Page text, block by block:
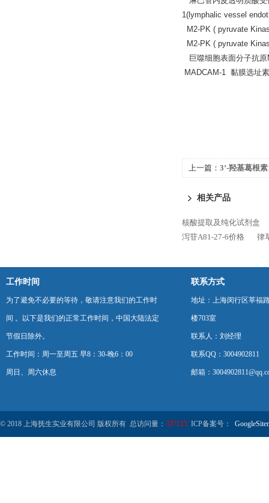
1(lymphalic vessel
M2-PK ( pyruvate
M2-PK ( pyruvate
巨噬细胞表面分子抗原
MADCAM-1 黏膜选址
上一篇： 3’-羟基葛根
相关产品
核酸提取及纯化试剂盒
泻苷A81-27-6价格
律
工作时间
为了避免不必要的等待，敬请注意我们的工作时
间 。以下是我们的正常工作时间，中国大陆法定
节假日除外。
工作时间：周一至周五 早8：30-晚6：00
周日、周六休息
联系方式
地址：上海闵行区莘福
楼703室
联系人：刘经理
联系QQ：3004902811
邮箱：
© 2018 上海抚生实业有限公司 版权所有 总访问量： 327125 ICP备案号：